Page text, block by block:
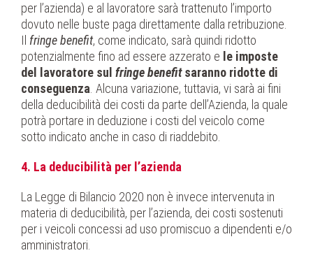
per l’azienda) e al lavoratore sarà trattenuto l’importo
dovuto nelle buste paga direttamente dalla retribuzione.
Il fringe benefit, come indicato, sarà quindi ridotto
potenzialmente fino ad essere azzerato e le imposte
del lavoratore sul fringe benefitsaranno ridotte di
conseguenza . Alcuna variazione, tuttavia, vi sarà ai fini
della deducibilità dei costi da parte dell’Azienda, la quale
potrà portare in deduzione i costi del veicolo come
sotto indicato anche in caso di riaddebito.
4. La deducibilità per l’azienda
La Legge di Bilancio 2020 non è invece intervenuta in
materia di deducibilità, per l’azienda, dei costi sostenuti
per i veicoli concessi ad uso promiscuo a dipendenti e/o
amministratori.